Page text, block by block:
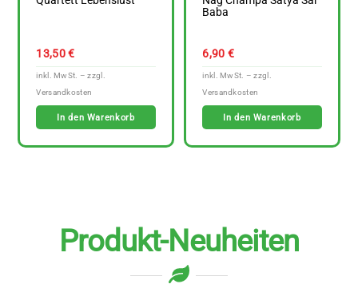
13,50€
In den Warenkorb
Baba
6,90 €
In den Warenkorb
Produkt-Neuheiten